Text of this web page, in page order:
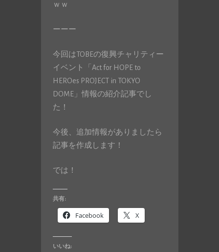
ｗｗ
ーーー
今回はTOBEの復興チャリティー
イベント「Act for HOPE to
HEROes PROJECT in TOKYO
DOME」情報の紹介記事でし
た！
今後、追加情報がありましたら
記事を作成します！
では！
共有:
Facebook X
いいね: